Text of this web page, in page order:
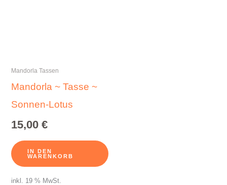
Mandorla Tassen
Mandorla ~ Tasse ~
Sonnen-Lotus
15,00€
IN DEN
WARENKORB
inkl. 19 % MwSt.